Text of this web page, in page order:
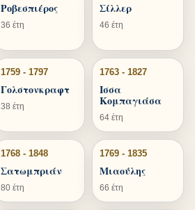
Ροβεσπιέρος
36 έτη
Σίλλερ
46 έτη
1759 - 1797
Γολστονκραφτ
38 έτη
1763 - 1827
Ισσα
Κομπαγιάσα
64 έτη
1768 - 1848
Σατωμπριάν
80 έτη
1769 - 1835
Μιαούλης
66 έτη